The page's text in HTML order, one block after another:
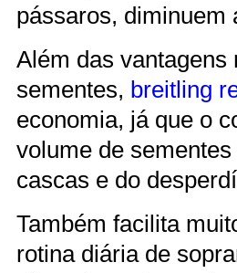
pássaros, diminuem
Além das vantagens
sementes, breitling
economia, já que o
volume de
cascas e do
Também facilita
rotina diária de